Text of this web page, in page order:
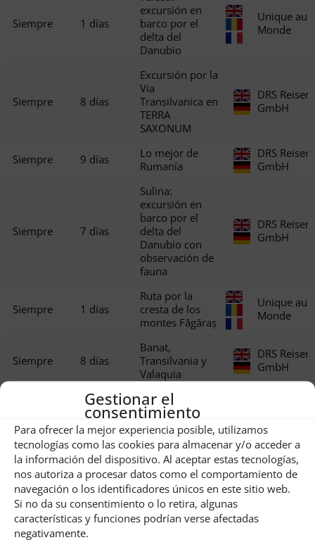
Gestionar el
consentimiento
Para ofrecer la mejor experiencia posible, utilizamos
tecnologías como las cookies para almacenar y/o acceder a
la información del dispositivo. Al aceptar estas tecnologías,
nos autoriza a procesar datos como el comportamiento de
navegación o los identificadores únicos en este sitio web.
Si no da su consentimiento o lo retira, algunas
características y funciones podrían verse afectadas
negativamente.
Siempre 1 días
excursión en
barco por el
delta del
Danubio
Unique au
Monde
Siempre 8 días
Excursión por la
Via
Transilvanica en
TERRA
SAXONUM
DRS Reisen
GmbH
Siempre 9 días
Lo mejor de
Rumanía
DRS Reisen
GmbH
Siempre 7 días
Sulina:
excursión en
barco por el
delta del
Danubio con
observación de
fauna
DRS Reisen
GmbH
Siempre 1 días
Ruta por la
cresta de los
montes Făgăraș
Unique au
Monde
Siempre 8 días
Banat,
Transilvania y
Valaquia
DRS Reisen
GmbH
1 días
Tulcea:
excursión de un
día al pueblo de
Mila 23
Monde
01.06.2026 4 días
Oferta para
campistas: vive
una experiencia
intensa en el
delta del
Danubio
DRS Reisen